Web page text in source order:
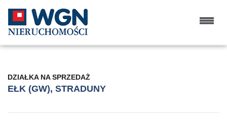
EŁK (GW), STRADUNY
DZIAŁKA NA SPRZEDAŻ